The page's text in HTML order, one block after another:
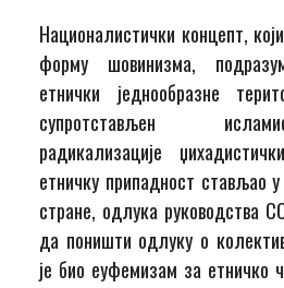
Националистички концепт,
форму шовинизма,
етнички једнообразне
супротстављен
радикализације
етничку припадност стављао
стране, одлука руководства
да поништи одлуку о
је био еуфемизам за етничко